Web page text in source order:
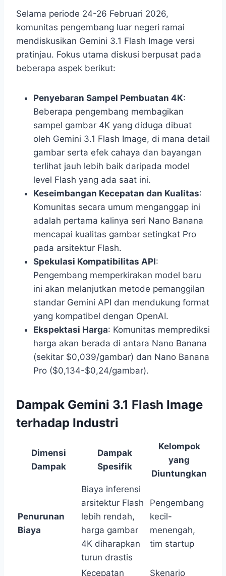
Selama periode 24-26 Februari 2026,
komunitas pengembang luar negeri ramai
mendiskusikan Gemini 3.1 Flash Image versi
pratinjau. Fokus utama diskusi berpusat pada
beberapa aspek berikut:
Penyebaran Sampel Pembuatan 4K:
Beberapa pengembang membagikan
sampel gambar 4K yang diduga dibuat
oleh Gemini 3.1 Flash Image, di mana detail
gambar serta efek cahaya dan bayangan
terlihat jauh lebih baik daripada model
level Flash yang ada saat ini.
Keseimbangan Kecepatan dan Kualitas:
Komunitas secara umum menganggap ini
adalah pertama kalinya seri Nano Banana
mencapai kualitas gambar setingkat Pro
pada arsitektur Flash.
Spekulasi Kompatibilitas API:
Pengembang memperkirakan model baru
ini akan melanjutkan metode pemanggilan
standar Gemini API dan mendukung format
yang kompatibel dengan OpenAI.
Ekspektasi Harga: Komunitas memprediksi
harga akan berada di antara Nano Banana
(sekitar $0,039/gambar) dan Nano Banana
Pro ($0,134-$0,24/gambar).
Dampak Gemini 3.1 Flash Image
terhadap Industri
Dimensi
Dampak
Dampak
Spesifik
Kelompok
yang
Diuntungkan
Penurunan
Biaya
Biaya inferensi
arsitektur Flash
lebih rendah,
harga gambar
4K diharapkan
turun drastis
Pengembang
kecil-
menengah,
tim startup
Kecepatan
Skenario